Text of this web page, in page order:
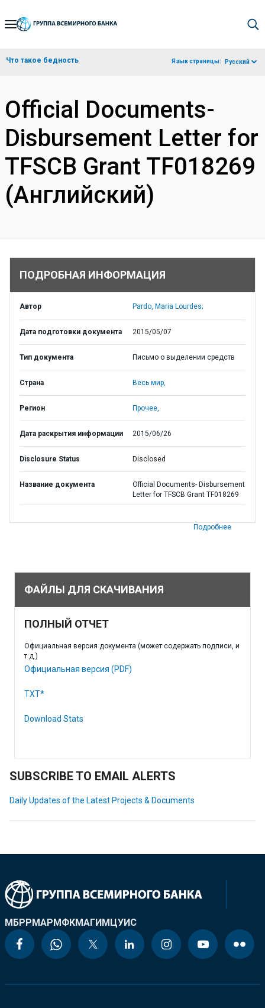
Skip
Navigation
Что такое бедность Язык страницы: Русский
Official Documents-
Disbursement Letter for
TFSCB Grant TF018269
(Английский)
ПОДРОБНАЯ ИНФОРМАЦИЯ
Автор Pardo, Maria Lourdes;
Дата подготовки документа 2015/05/07
Тип документа Письмо о выделении средств
Страна Весь мир,
Регион Прочее,
Дата раскрытия информации 2015/06/26
Disclosure Status Disclosed
Название документа
Official Documents- Disbursement
Letter for TFSCB Grant TF018269
Подробнее
ФАЙЛЫ ДЛЯ СКАЧИВАНИЯ
ПОЛНЫЙ ОТЧЕТ
Официальная версия документа (может содержать подписи, и
т.д.)
Официальная версия (PDF)
TXT*
Download Stats
SUBSCRIBE TO EMAIL ALERTS
Daily Updates of the Latest Projects & Documents
МБРРМАРМФКМАГИМЦУИС